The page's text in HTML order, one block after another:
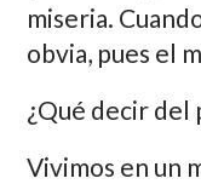
miseria.
obvia, pues el
¿Qué decir del
Vivimos en un